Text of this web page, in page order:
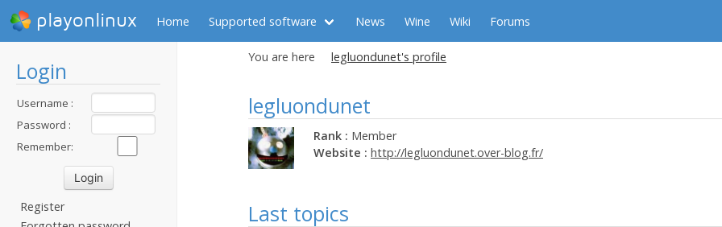
playonlinux Home Supported software News Wine Wiki Forums
Login
Username :
Password :
Remember:
Register
You are here legluondunet's profile
legluondunet
Rank : Member
Website : http://legluondunet.over-blog.fr/
Last topics